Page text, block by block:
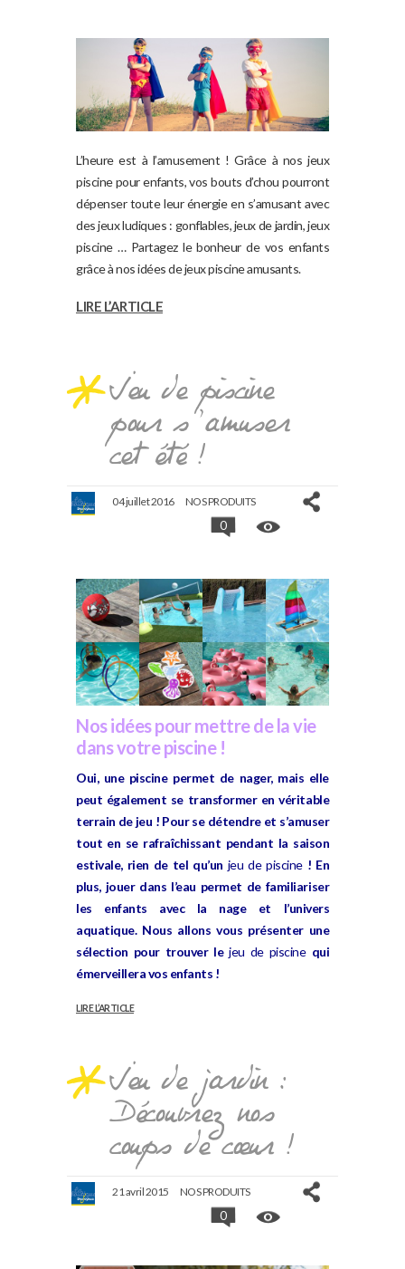
L’heure est à l’amusement ! Grâce à nos jeux
piscine pour enfants, vos bouts d’chou pourront
dépenser toute leur énergie en s’amusant avec
des jeux ludiques : gonflables, jeux de jardin, jeux
piscine … Partagez le bonheur de vos enfants
grâce à nos idées de jeux piscine amusants.
LIRE L’ARTICLE
Jeu de piscine
pour s’amuser
cet été !
04 juillet 2016 NOS PRODUITS
0
Nos idées pour mettre de la vie
dans votre piscine !
Oui, une piscine permet de nager, mais elle
peut également se transformer en véritable
terrain de jeu ! Pour se détendre et s’amuser
tout en se rafraîchissant pendant la saison
estivale, rien de tel qu’un jeu de piscine! En
plus, jouer dans l’eau permet de familiariser
les enfants avec la nage et l’univers
aquatique. Nous allons vous présenter une
sélection pour trouver lejeu de piscinequi
émerveillera vos enfants !
LIRE L’ARTICLE
Jeu de jardin :
Découvrez nos
coups de cœur !
21 avril 2015 NOS PRODUITS
0